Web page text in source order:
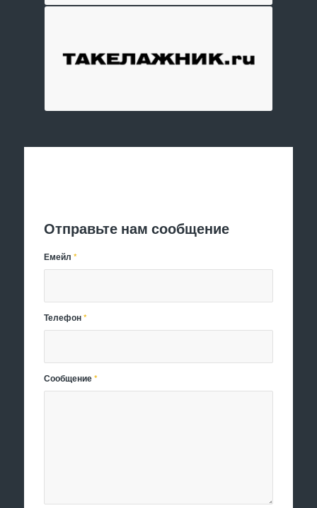
Отправьте нам сообщение
Емейл*
Телефон*
Сообщение*